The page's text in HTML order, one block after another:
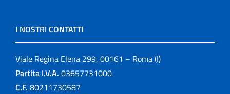
I NOSTRI CONTATTI
Viale Regina Elena 299, 00161 – Roma (I)
Partita I.V.A. 03657731000
C.F. 80211730587